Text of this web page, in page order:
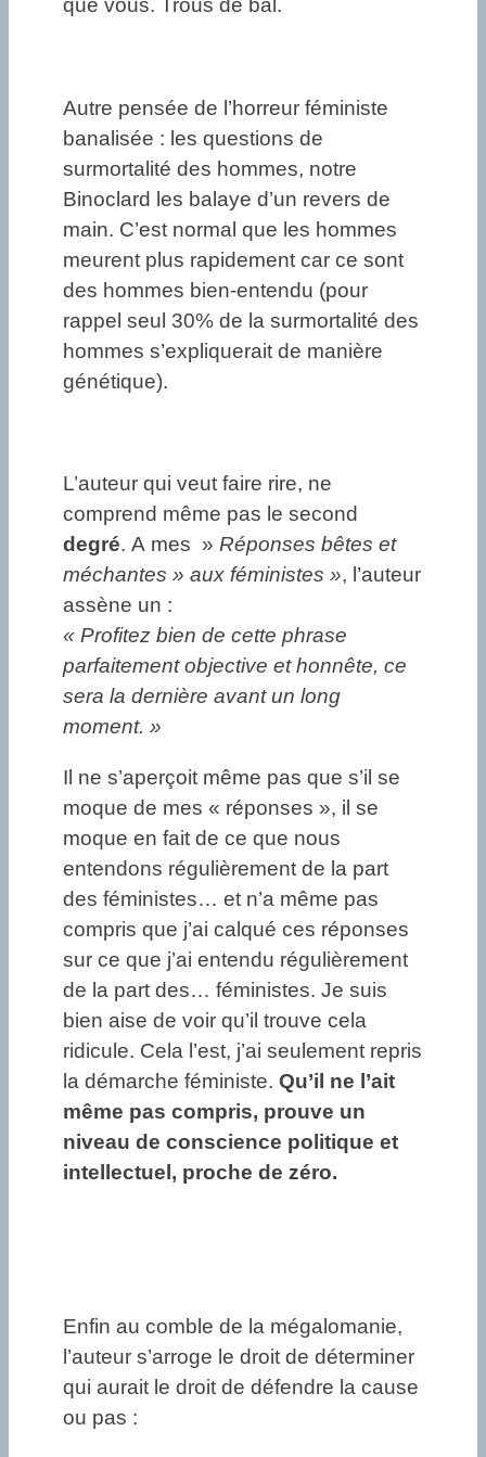
que vous. Trous de bal.
Autre pensée de l’horreur féministe
banalisée : les questions de
surmortalité des hommes, notre
Binoclard les balaye d’un revers de
main. C’est normal que les hommes
meurent plus rapidement car ce sont
des hommes bien-entendu (pour
rappel seul 30% de la surmortalité des
hommes s’expliquerait de manière
génétique).
L’auteur qui veut faire rire, ne
comprend même pas le second
degré. A mes » Réponses bêtes et
méchantes » aux féministes », l’auteur
assène un :
« Profitez bien de cette phrase
parfaitement objective et honnête, ce
sera la dernière avant un long
moment. »
Il ne s’aperçoit même pas que s’il se
moque de mes « réponses », il se
moque en fait de ce que nous
entendons régulièrement de la part
des féministes… et n’a même pas
compris que j’ai calqué ces réponses
sur ce que j’ai entendu régulièrement
de la part des… féministes. Je suis
bien aise de voir qu’il trouve cela
ridicule. Cela l’est, j’ai seulement repris
la démarche féministe. Qu’il ne l’ait
même pas compris, prouve un
niveau de conscience politique et
intellectuel, proche de zéro.
Enfin au comble de la mégalomanie,
l’auteur s’arroge le droit de déterminer
qui aurait le droit de défendre la cause
ou pas :